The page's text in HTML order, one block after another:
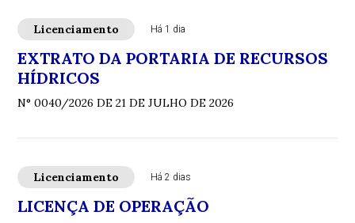
Licenciamento Há 1 dia
EXTRATO DA PORTARIA DE RECURSOS
HÍDRICOS
N° 0040/2026 DE 21 DE JULHO DE 2026
Licenciamento Há 2 dias
LICENÇA DE OPERAÇÃO